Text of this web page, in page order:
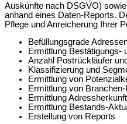
Auskünfte nach DSGVO)
anhand eines Daten-Reports.
Pflege und Anreicherung Ihrer
Befüllungsgrade
Ermittlung Bestätigungs-
Anzahl Postrückläufer
Klassifizierung und
Ermittlung von
Ermittlung von
Ermittlung
Ermittlung Bestands-
Erstellung von Reports